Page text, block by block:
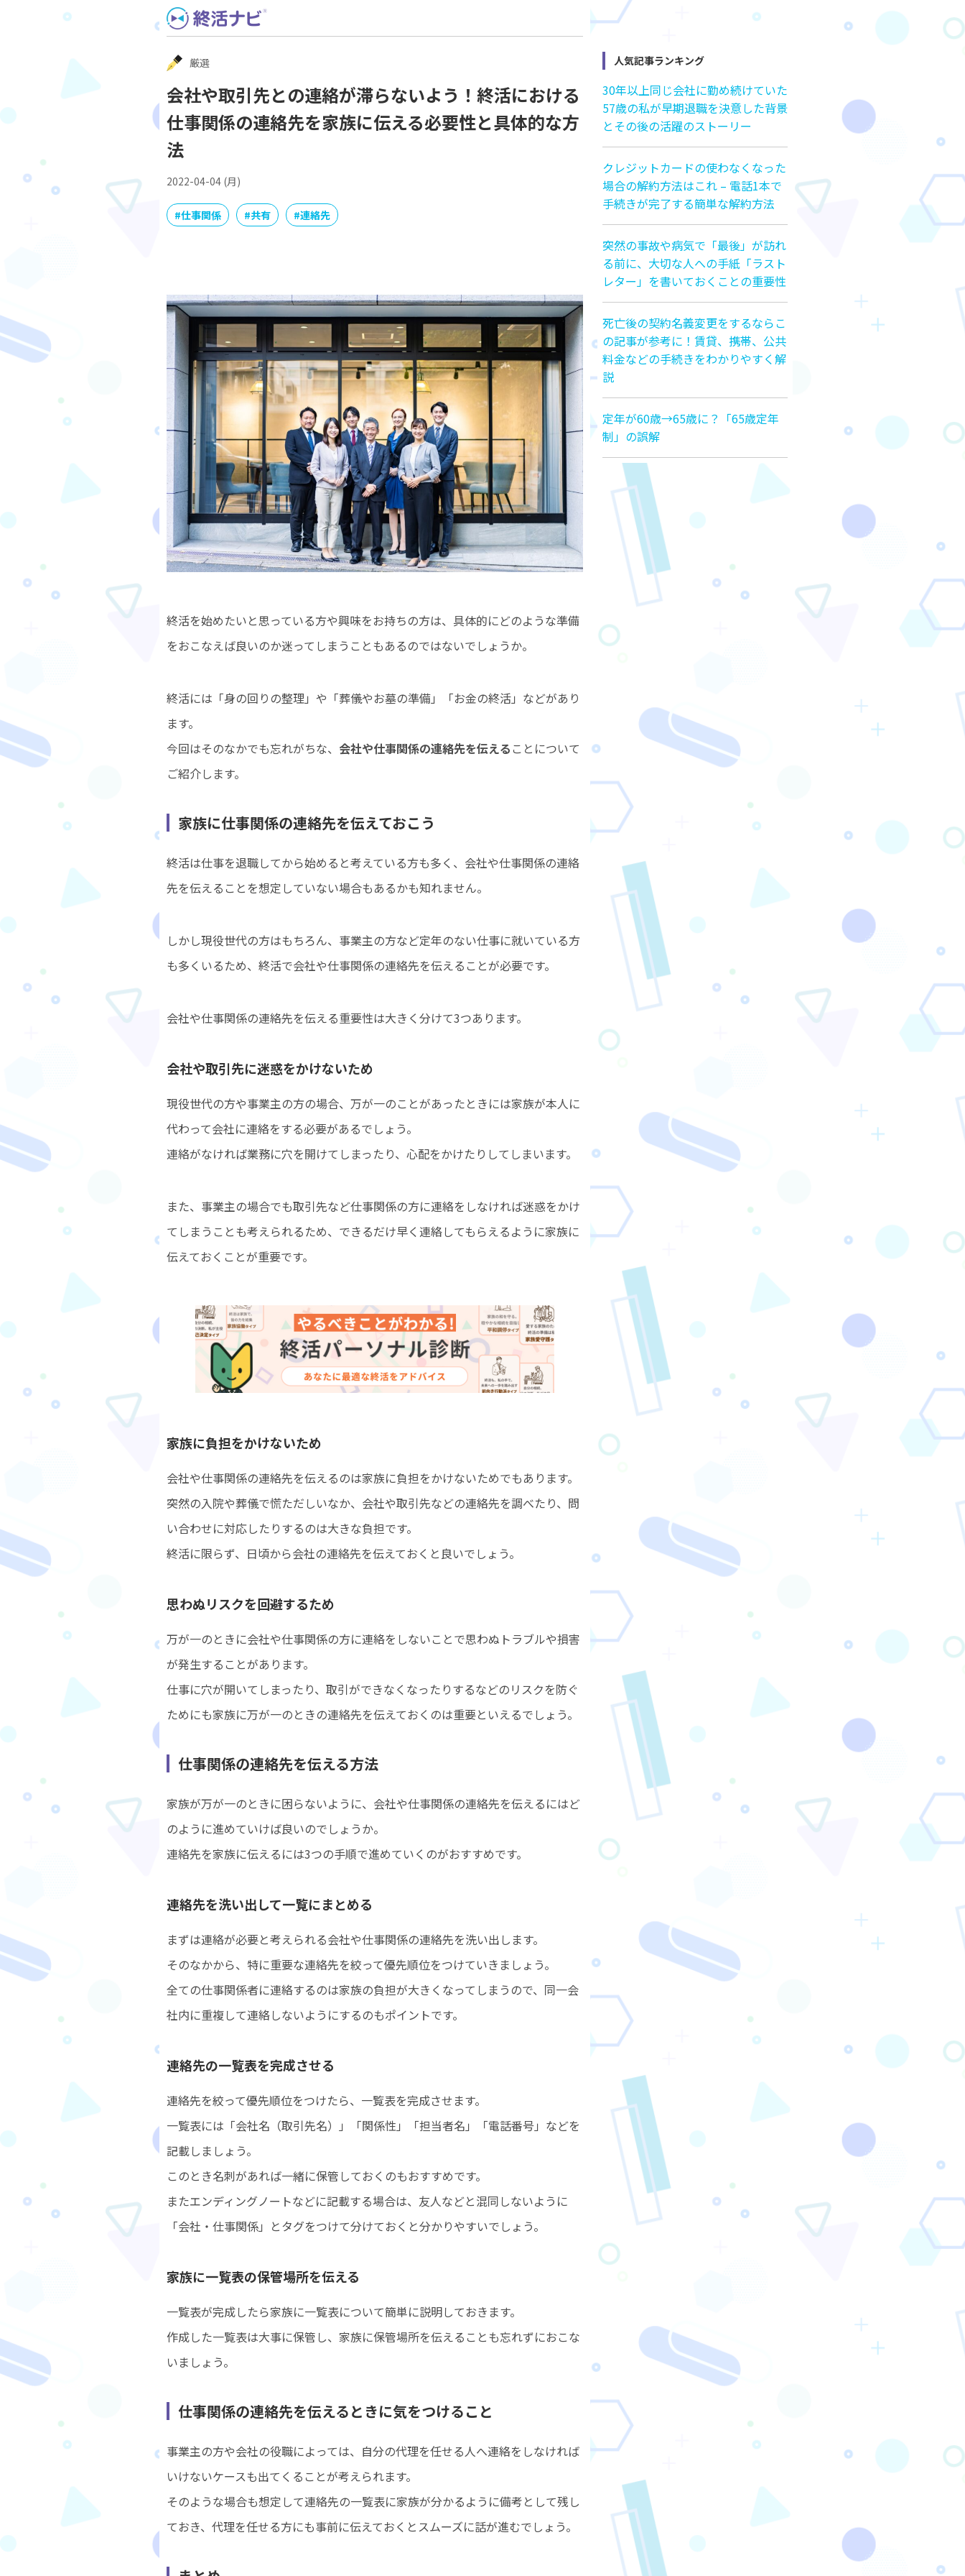
Skip
to
content
厳選
会社や取引先との連絡が滞らないよう！終活における
仕事関係の連絡先を家族に伝える必要性と具体的な方
法
2022-04-04 (月)
#仕事関係 #共有 #連絡先
終活を始めたいと思っている方や興味をお持ちの方は、具体的にどのような準備
をおこなえば良いのか迷ってしまうこともあるのではないでしょうか。
終活には「身の回りの整理」や「葬儀やお墓の準備」「お金の終活」などがあり
ます。
今回はそのなかでも忘れがちな、 会社や仕事関係の連絡先を伝える ことについて
ご紹介します。
家族に仕事関係の連絡先を伝えておこう
終活は仕事を退職してから始めると考えている方も多く、会社や仕事関係の連絡
先を伝えることを想定していない場合もあるかも知れません。
しかし現役世代の方はもちろん、事業主の方など定年のない仕事に就いている方
も多くいるため、終活で会社や仕事関係の連絡先を伝えることが必要です。
会社や仕事関係の連絡先を伝える重要性は大きく分けて3つあります。
会社や取引先に迷惑をかけないため
現役世代の方や事業主の方の場合、万が一のことがあったときには家族が本人に
代わって会社に連絡をする必要があるでしょう。
連絡がなければ業務に穴を開けてしまったり、心配をかけたりしてしまいます。
また、事業主の場合でも取引先など仕事関係の方に連絡をしなければ迷惑をかけ
てしまうことも考えられるため、できるだけ早く連絡してもらえるように家族に
伝えておくことが重要です。
家族に負担をかけないため
会社や仕事関係の連絡先を伝えるのは家族に負担をかけないためでもあります。
突然の入院や葬儀で慌ただしいなか、会社や取引先などの連絡先を調べたり、問
い合わせに対応したりするのは大きな負担です。
終活に限らず、日頃から会社の連絡先を伝えておくと良いでしょう。
思わぬリスクを回避するため
万が一のときに会社や仕事関係の方に連絡をしないことで思わぬトラブルや損害
が発生することがあります。
仕事に穴が開いてしまったり、取引ができなくなったりするなどのリスクを防ぐ
ためにも家族に万が一のときの連絡先を伝えておくのは重要といえるでしょう。
仕事関係の連絡先を伝える方法
家族が万が一のときに困らないように、会社や仕事関係の連絡先を伝えるにはど
のように進めていけば良いのでしょうか。
連絡先を家族に伝えるには3つの手順で進めていくのがおすすめです。
連絡先を洗い出して一覧にまとめる
まずは連絡が必要と考えられる会社や仕事関係の連絡先を洗い出します。
そのなかから、特に重要な連絡先を絞って優先順位をつけていきましょう。
全ての仕事関係者に連絡するのは家族の負担が大きくなってしまうので、同一会
社内に重複して連絡しないようにするのもポイントです。
連絡先の一覧表を完成させる
連絡先を絞って優先順位をつけたら、一覧表を完成させます。
一覧表には「会社名（取引先名）」「関係性」「担当者名」「電話番号」などを
記載しましょう。
このとき名刺があれば一緒に保管しておくのもおすすめです。
またエンディングノートなどに記載する場合は、友人などと混同しないように
「会社・仕事関係」とタグをつけて分けておくと分かりやすいでしょう。
家族に一覧表の保管場所を伝える
一覧表が完成したら家族に一覧表について簡単に説明しておきます。
作成した一覧表は大事に保管し、家族に保管場所を伝えることも忘れずにおこな
いましょう。
仕事関係の連絡先を伝えるときに気をつけること
事業主の方や会社の役職によっては、自分の代理を任せる人へ連絡をしなければ
いけないケースも出てくることが考えられます。
そのような場合も想定して連絡先の一覧表に家族が分かるように備考として残し
ておき、代理を任せる方にも事前に伝えておくとスムーズに話が進むでしょう。
人気記事ランキング
30年以上同じ会社に勤め続けていた
57歳の私が早期退職を決意した背景
とその後の活躍のストーリー
クレジットカードの使わなくなった
場合の解約方法はこれ – 電話1本で
手続きが完了する簡単な解約方法
突然の事故や病気で「最後」が訪れ
る前に、大切な人への手紙「ラスト
レター」を書いておくことの重要性
死亡後の契約名義変更をするならこ
の記事が参考に！賃貸、携帯、公共
料金などの手続きをわかりやすく解
説
定年が60歳→65歳に？「65歳定年
制」の誤解